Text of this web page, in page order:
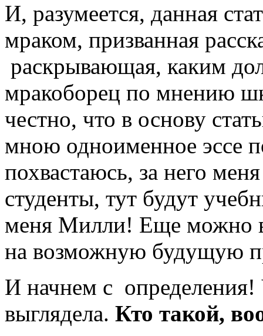
И, разумеется, данная
мраком, призванная
раскрывающая, каким
мракоборец по мнению
честно, что в основу
мною одноименное эссе
похвастаюсь, за него
студенты, тут будут
меня Милли! Еще можно
на возможную будущую
И начнем с
выглядела. Кто такой,